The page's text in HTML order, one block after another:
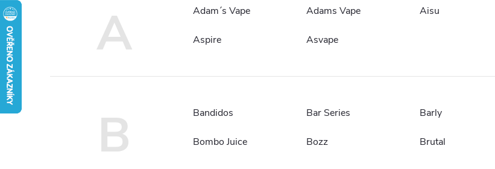
A Adam´s Vape Adams Vape Aisu
Aspire Asvape
B Bandidos Bar Series Barly
Bombo Juice Bozz Brutal